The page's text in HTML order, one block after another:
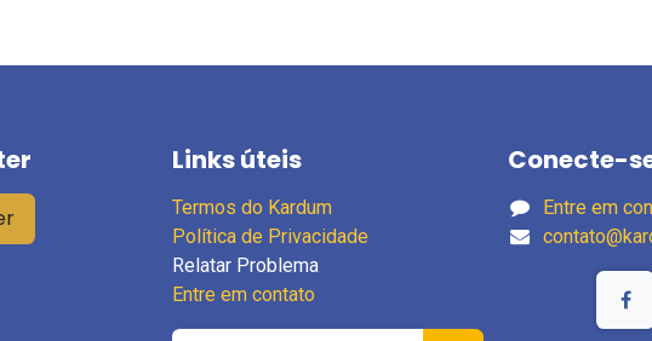
Conecte-
Entre em
Links úteis
Termos do Kardum
Política de Privacidade
Relatar Problema
Entre em contato